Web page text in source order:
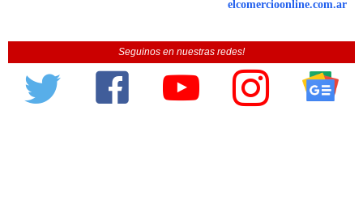
elcomercioonline.com.ar
Seguinos en nuestras redes!